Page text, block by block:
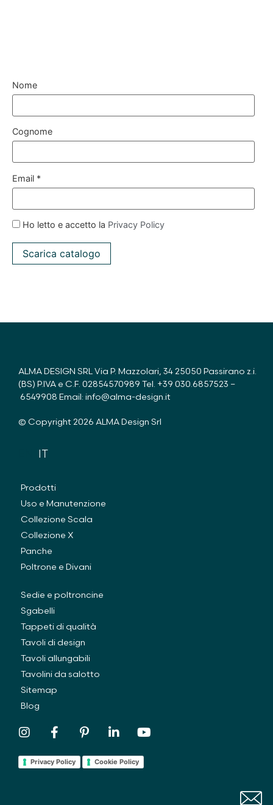
Nome
Cognome
Email *
Ho letto e accetto la Privacy Policy
ALMA DESIGN SRL Via P. Mazzolari, 34 25050 Passirano z.i.
(BS) P.IVA e C.F. 02854570989 Tel. +39 030.6857523 –
6549908 Email: info@alma-design.it
© Copyright 2026 ALMA Design Srl
IT
Prodotti
Uso e Manutenzione
Collezione Scala
Collezione X
Panche
Poltrone e Divani
Sedie e poltroncine
Sgabelli
Tappeti di qualità
Tavoli di design
Tavoli allungabili
Tavolini da salotto
Sitemap
Blog
Privacy Policy Cookie Policy